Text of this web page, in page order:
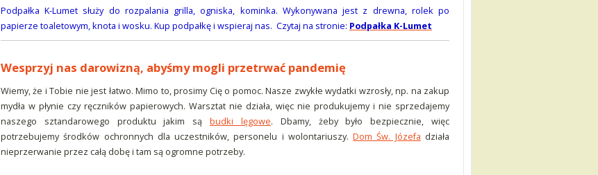
Podpałka K-Lumet służy do rozpalania grilla, ogniska, kominka. Wykonywana jest z drewna, rolek po
papierze toaletowym, knota i wosku. Kup podpałkę i wspieraj nas. Czytaj na stronie: Podpałka K-Lumet
Wesprzyj nas darowizną, abyśmy mogli przetrwać pandemię
Wiemy, że i Tobie nie jest łatwo. Mimo to, prosimy Cię o pomoc. Nasze zwykłe wydatki wzrosły, np. na zakup
mydła w płynie czy ręczników papierowych. Warsztat nie działa, więc nie produkujemy i nie sprzedajemy
naszego sztandarowego produktu jakim sąbudki lęgowe. Dbamy, żeby było bezpiecznie, więc
potrzebujemy środków ochronnych dla uczestników, personelu i wolontariuszy.Dom Św. Józefa działa
nieprzerwanie przez całą dobę i tam są ogromne potrzeby.